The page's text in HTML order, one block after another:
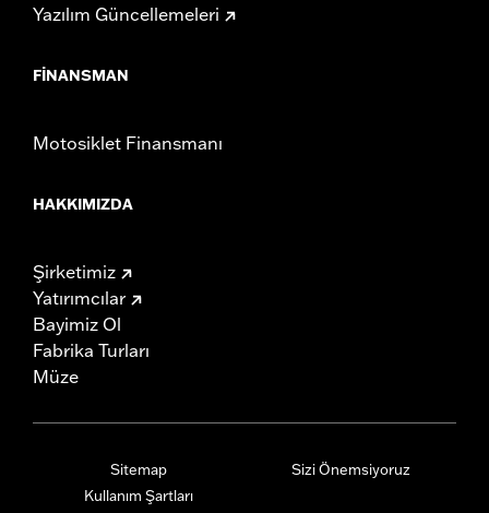
Yazılım Güncellemeleri
FINANSMAN
Motosiklet Finansmanı
HAKKIMIZDA
Şirketimiz
Yatırımcılar
Bayimiz Ol
Fabrika Turları
Müze
Sitemap
Kullanım Şartları
Sizi Önemsiyoruz